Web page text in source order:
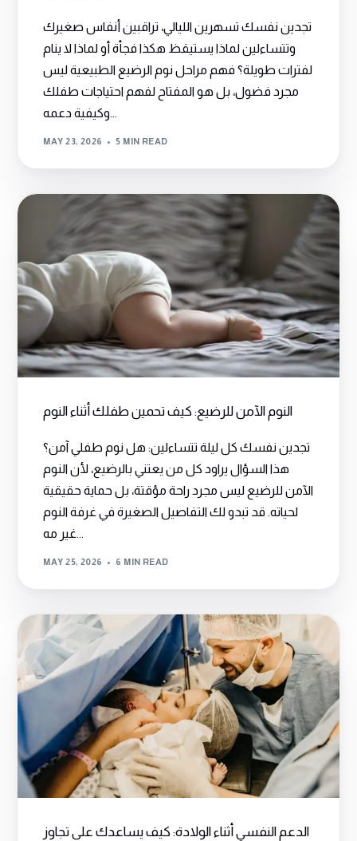
تجدين نفسك تسهرين الليالي، تراقبين أنفاس صغيرك
وتتساءلين لماذا يستيقظ هكذا فجأة أو لماذا لا ينام
لفترات طويلة؟ فهم مراحل نوم الرضيع الطبيعية ليس
مجرد فضول، بل هو المفتاح لفهم احتياجات طفلك
وكيفية دعمه...
MAY 23, 2026 5 MIN READ
النوم الآمن للرضيع: كيف تحمين طفلك أثناء النوم
تجدين نفسك كل ليلة تتساءلين: هل نوم طفلي آمن؟
هذا السؤال يراود كل من يعتني بالرضيع، لأن النوم
الآمن للرضيع ليس مجرد راحة مؤقتة، بل حماية حقيقية
لحياته. قد تبدو لك التفاصيل الصغيرة في غرفة النوم
غير مه...
MAY 25, 2026 6 MIN READ
الدعم النفسي أثناء الولادة: كيف يساعدك على تجاوز